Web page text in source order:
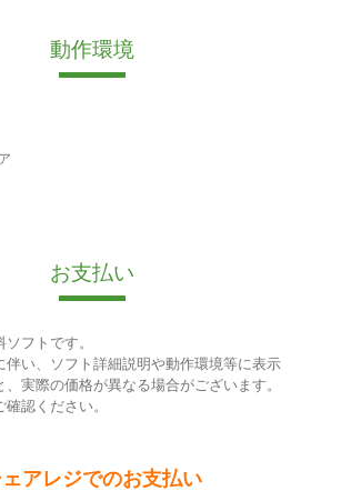
動作環境
お支払い
フトです。
い、ソフト詳細説明や動作環境等に表示
実際の価格が異なる場合がございます。
認ください。
アレジでのお支払い